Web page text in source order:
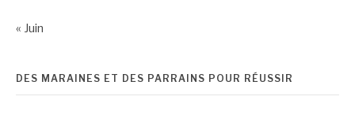
« Juin
DES MARAINES ET DES PARRAINS POUR RÉUSSIR